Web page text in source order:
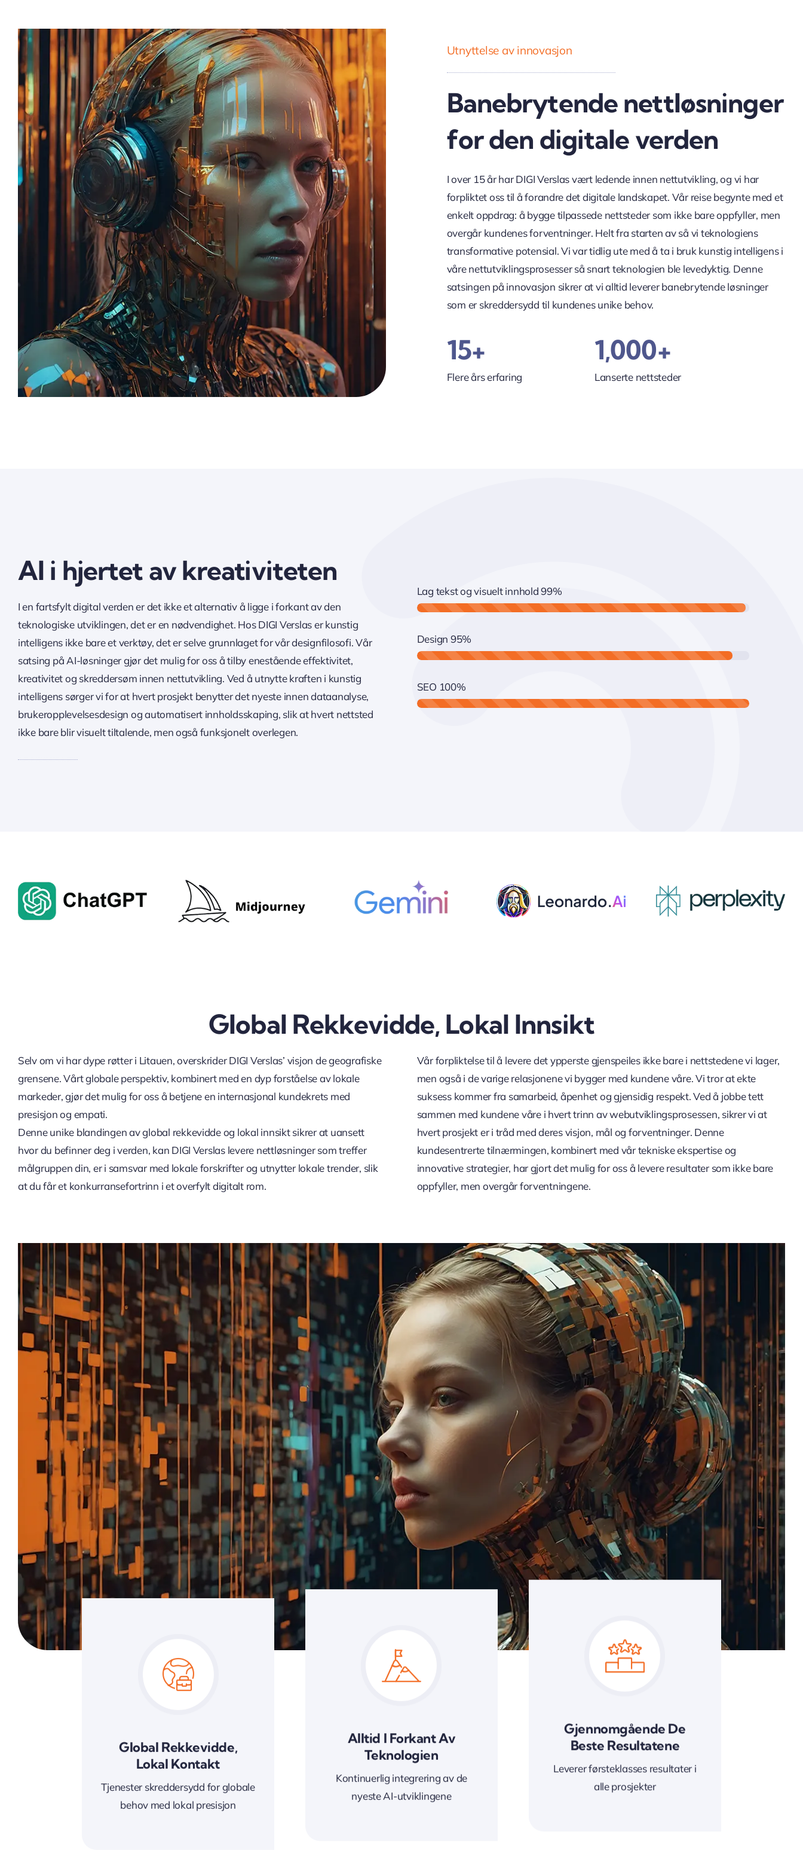
Utnyttelse av innovasjon
Banebrytende nettløsninger
for den digitale verden
I over 15 år har DIGI Verslas vært ledende innen nettutvikling, og vi har
forpliktet oss til å forandre det digitale landskapet. Vår reise begynte med et
enkelt oppdrag: å bygge tilpassede nettsteder som ikke bare oppfyller, men
overgår kundenes forventninger. Helt fra starten av så vi teknologiens
transformative potensial. Vi var tidlig ute med å ta i bruk kunstig intelligens i
våre nettutviklingsprosesser så snart teknologien ble levedyktig. Denne
satsingen på innovasjon sikrer at vi alltid leverer banebrytende løsninger
som er skreddersydd til kundenes unike behov.
15+
Flere års erfaring
1,000+
Lanserte nettsteder
AI i hjertet av kreativiteten
I en fartsfylt digital verden er det ikke et alternativ å ligge i forkant av den
teknologiske utviklingen, det er en nødvendighet. Hos DIGI Verslas er kunstig
intelligens ikke bare et verktøy, det er selve grunnlaget for vår designfilosofi. Vår
satsing på AI-løsninger gjør det mulig for oss å tilby enestående effektivitet,
kreativitet og skreddersøm innen nettutvikling. Ved å utnytte kraften i kunstig
intelligens sørger vi for at hvert prosjekt benytter det nyeste innen dataanalyse,
brukeropplevelsesdesign og automatisert innholdsskaping, slik at hvert nettsted
ikke bare blir visuelt tiltalende, men også funksjonelt overlegen.
Lag tekst og visuelt innhold 99%
Design 95%
SEO 100%
Global Rekkevidde, Lokal Innsikt
Selv om vi har dype røtter i Litauen, overskrider DIGI Verslas’ visjon de geografiske
grensene. Vårt globale perspektiv, kombinert med en dyp forståelse av lokale
markeder, gjør det mulig for oss å betjene en internasjonal kundekrets med
presisjon og empati.
Denne unike blandingen av global rekkevidde og lokal innsikt sikrer at uansett
hvor du befinner deg i verden, kan DIGI Verslas levere nettløsninger som treffer
målgruppen din, er i samsvar med lokale forskrifter og utnytter lokale trender, slik
at du får et konkurransefortrinn i et overfylt digitalt rom.
Vår forpliktelse til å levere det ypperste gjenspeiles ikke bare i nettstedene vi lager,
men også i de varige relasjonene vi bygger med kundene våre. Vi tror at ekte
suksess kommer fra samarbeid, åpenhet og gjensidig respekt. Ved å jobbe tett
sammen med kundene våre i hvert trinn av webutviklingsprosessen, sikrer vi at
hvert prosjekt er i tråd med deres visjon, mål og forventninger. Denne
kundesentrerte tilnærmingen, kombinert med vår tekniske ekspertise og
innovative strategier, har gjort det mulig for oss å levere resultater som ikke bare
oppfyller, men overgår forventningene.
Global Rekkevidde,
Lokal Kontakt
Tjenester skreddersydd for globale
behov med lokal presisjon
Alltid I Forkant Av
Teknologien
Kontinuerlig integrering av de
nyeste AI-utviklingene
Gjennomgående De
Beste Resultatene
Leverer førsteklasses resultater i
alle prosjekter